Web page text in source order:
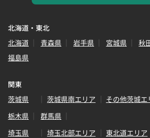
北海道・東北
北海道
青森県 岩手県 宮城県 秋
福島県
関東
茨城県
茨城県南エリア
その他茨城エ
栃木県
群馬県
埼玉県
埼玉北部エリア
東北道エリア